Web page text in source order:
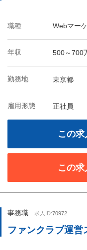
職種 Webマー
年収 500～700
勤務地 東京都
雇用形態 正社員
この
この
事務職 求人ID:70972
ファンクラブ運